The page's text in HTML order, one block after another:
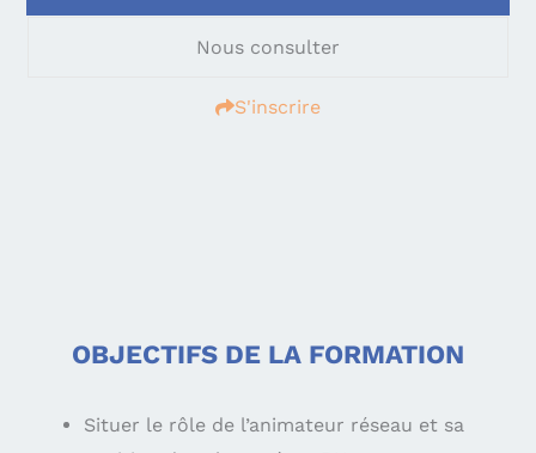
Nous consulter
S'inscrire
OBJECTIFS DE LA FORMATION
Situer le rôle de l’animateur réseau et sa